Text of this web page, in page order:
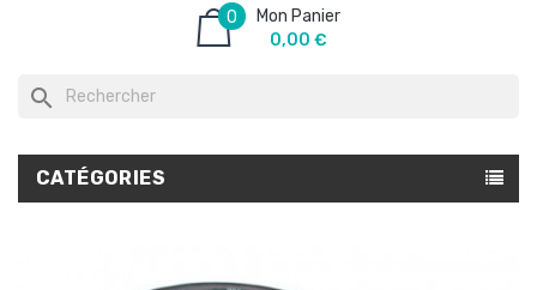
Mon Panier
0
0,00 €
search
CATÉGORIES